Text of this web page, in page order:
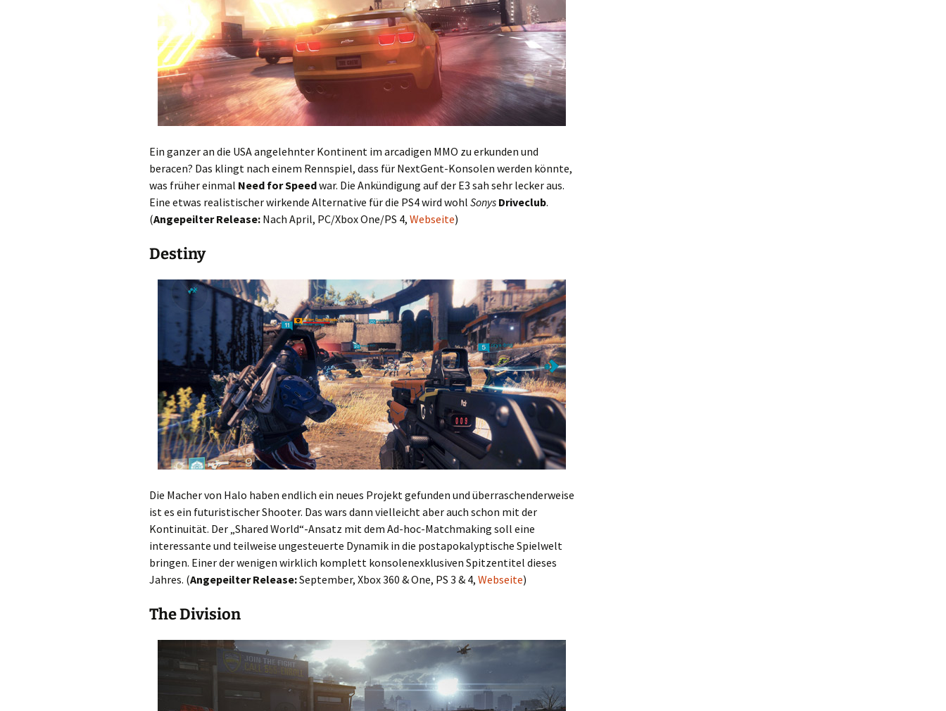
Ein ganzer an die USA angelehnter Kontinent im arcadigen MMO zu erkunden und
beracen? Das klingt nach einem Rennspiel, dass für NextGent-Konsolen werden könnte,
was früher einmal Need for Speedwar. Die Ankündigung auf der E3 sah sehr lecker aus.
Eine etwas realistischer wirkende Alternative für die PS4 wird wohl Sonys Driveclub.
(Angepeilter Release: Nach April, PC/Xbox One/PS 4, Webseite)
Destiny
Die Macher von Halo haben endlich ein neues Projekt gefunden und überraschenderweise
ist es ein futuristischer Shooter. Das wars dann vielleicht aber auch schon mit der
Kontinuität. Der „Shared World“-Ansatz mit dem Ad-hoc-Matchmaking soll eine
interessante und teilweise ungesteuerte Dynamik in die postapokalyptische Spielwelt
bringen. Einer der wenigen wirklich komplett konsolenexklusiven Spitzentitel dieses
Jahres. (Angepeilter Release:September, Xbox 360 & One, PS 3 & 4, Webseite)
The Division